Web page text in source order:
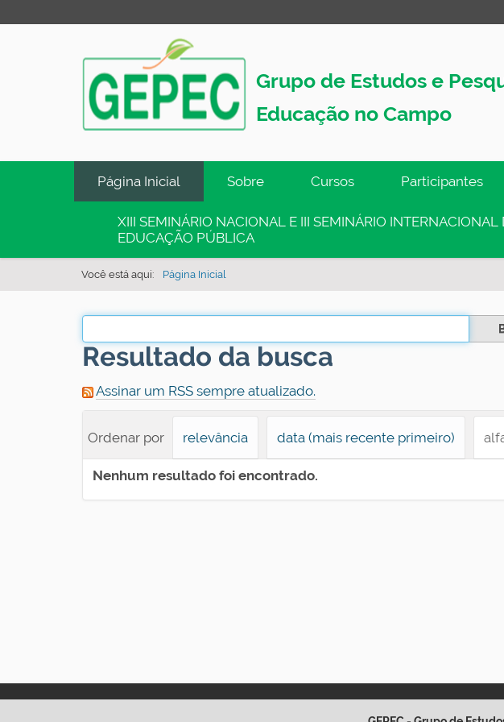
Grupo de Estudos e
Educação no Campo
g
Página Inicial Sobre Cursos Participantes
XIII SEMINÁRIO NACIONAL E III SEMINÁRIO
EDUCAÇÃO PÚBLICA
Você está aqui: Página Inicial
Resultado da busca
Assinar um RSS sempre atualizado.
Ordenar por relevância data (mais recente primeiro)
Nenhum resultado foi encontrado.